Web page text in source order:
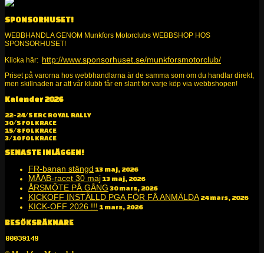
SPONSORHUSET!
WEBBHANDLA GENOM Munkfors Motorclubs WEBBSHOP HOS
SPONSORHUSET!
Klicka här: http://www.sponsorhuset.se/munkforsmotorclub/
Priset på varorna hos webbhandlarna är de samma som om du handlar direkt,
men skillnaden är att vår klubb får en slant för varje köp via webbshopen!
Alltid kul på två och fyra hjul!
Kalender 2026
22-24/5 ERC ROYAL RALLY
30/5 FOLKRACE
15/8 FOLKRACE
3/10 FOLKRACE
SENASTE INLÄGGEN!
FR-banan stängd 13 maj, 2026
MÅAB-racet 30 maj 13 maj, 2026
ÅRSMÖTE PÅ GÅNG 30 mars, 2026
KICKOFF INSTÄLLD PGA FÖR FÅ ANMÄLDA 24 mars, 2026
KICK-OFF 2026 !!! 1 mars, 2026
BESÖKSRÄKNARE